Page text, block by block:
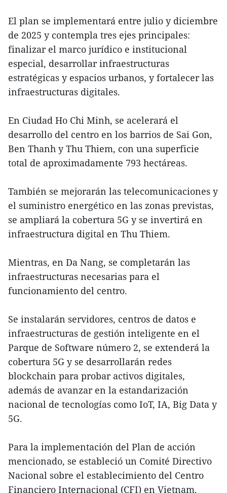
El plan se implementará entre julio y diciembre
de 2025 y contempla tres ejes principales:
finalizar el marco jurídico e institucional
especial, desarrollar infraestructuras
estratégicas y espacios urbanos, y fortalecer las
infraestructuras digitales.
En Ciudad Ho Chi Minh, se acelerará el
desarrollo del centro en los barrios de Sai Gon,
Ben Thanh y Thu Thiem, con una superficie
total de aproximadamente 793 hectáreas.
También se mejorarán las telecomunicaciones y
el suministro energético en las zonas previstas,
se ampliará la cobertura 5G y se invertirá en
infraestructura digital en Thu Thiem.
Mientras, en Da Nang, se completarán las
infraestructuras necesarias para el
funcionamiento del centro.
Se instalarán servidores, centros de datos e
infraestructuras de gestión inteligente en el
Parque de Software número 2, se extenderá la
cobertura 5G y se desarrollarán redes
blockchain para probar activos digitales,
además de avanzar en la estandarización
nacional de tecnologías como IoT, IA, Big Data y
5G.
Para la implementación del Plan de acción
mencionado, se estableció un Comité Directivo
Nacional sobre el establecimiento del Centro
Financiero Internacional (CFI) en Vietnam,